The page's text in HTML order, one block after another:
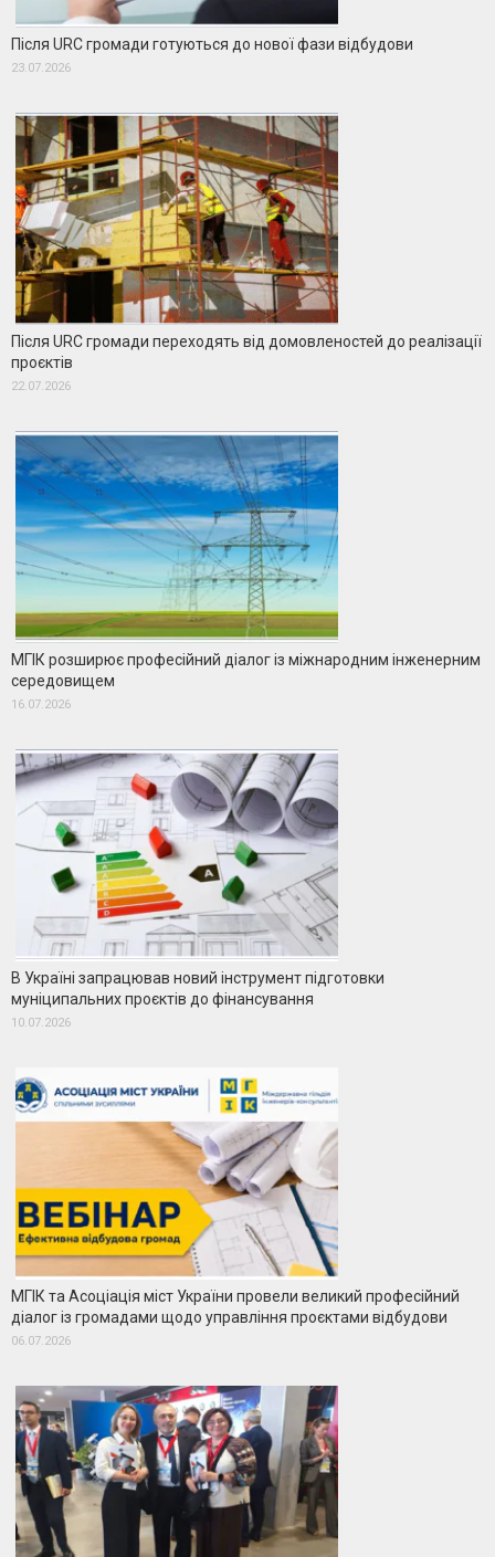
Після URC громади готуються до нової фази відбудови
23.07.2026
Після URC громади переходять від домовленостей до реалізації
проєктів
22.07.2026
МГІК розширює професійний діалог із міжнародним інженерним
середовищем
16.07.2026
В Україні запрацював новий інструмент підготовки
муніципальних проєктів до фінансування
10.07.2026
МГІК та Асоціація міст України провели великий професійний
діалог із громадами щодо управління проєктами відбудови
06.07.2026